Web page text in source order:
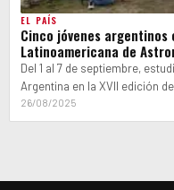
EL PAÍS
Cinco jóvenes
Latinoamericana de
Del 1 al 7 de septiembre,
Argentina en la XVII edición
26/08/2025